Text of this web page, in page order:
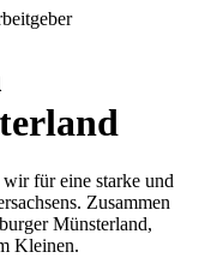
für eine starke und
Zusammen
Münsterland,
Kleinen.